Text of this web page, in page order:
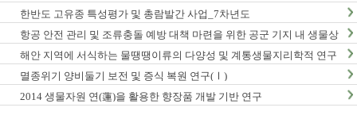
한반도 고유종 특성평가 및 총람발간 사업_7차년도
항공 안전 관리 및 조류충돌 예방 대책 마련을 위한 공군 기지 내 생물상
조사_1차년도
해안 지역에 서식하는 물땡땡이류의 다양성 및 계통생물지리학적 연구
_1차년도
멸종위기 양비둘기 보전 및 증식 복원 연구(Ⅰ)
2014 생물자원 연(蓮)을 활용한 향장품 개발 기반 연구